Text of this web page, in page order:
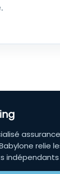
relie
indépendants